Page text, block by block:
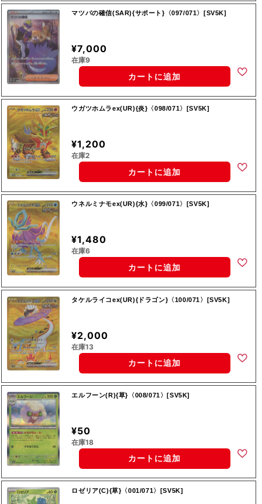
マツバの確信(SAR){サポート}〈097/071〉[SV5K]
¥7,000
在庫9
カートに追加
ウガツホムラex(UR){炎}〈098/071〉[SV5K]
¥1,200
在庫2
カートに追加
ウネルミナモex(UR){水}〈099/071〉[SV5K]
¥1,480
在庫6
カートに追加
タケルライコex(UR){ドラゴン}〈100/071〉[SV5K]
¥2,000
在庫13
カートに追加
エルフーン(R){草}〈008/071〉[SV5K]
¥50
在庫18
カートに追加
ロゼリア(C){草}〈001/071〉[SV5K]